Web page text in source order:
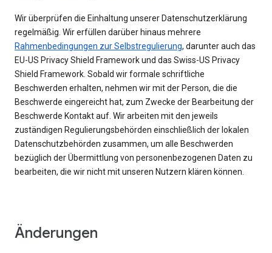
Wir überprüfen die Einhaltung unserer Datenschutzerklärung
regelmäßig. Wir erfüllen darüber hinaus mehrere
Rahmenbedingungen zur Selbstregulierung, darunter auch das
EU-US Privacy Shield Framework und das Swiss-US Privacy
Shield Framework. Sobald wir formale schriftliche
Beschwerden erhalten, nehmen wir mit der Person, die die
Beschwerde eingereicht hat, zum Zwecke der Bearbeitung der
Beschwerde Kontakt auf. Wir arbeiten mit den jeweils
zuständigen Regulierungsbehörden einschließlich der lokalen
Datenschutzbehörden zusammen, um alle Beschwerden
bezüglich der Übermittlung von personenbezogenen Daten zu
bearbeiten, die wir nicht mit unseren Nutzern klären können.
Änderungen